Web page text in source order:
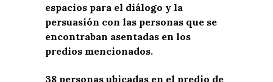
espacios para el diálogo y la
persuasión con las personas que se
encontraban asentadas en los
predios mencionados.
38 personas ubicadas en el predio de